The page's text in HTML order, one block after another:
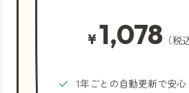
¥1,078（税
1年ごとの自動更新で安心